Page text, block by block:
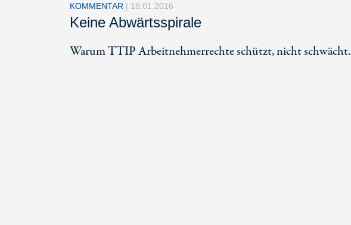
KOMMENTAR | 18.01.2016
Keine Abwärtsspirale
Warum TTIP Arbeitnehmerrechte schützt, nicht schwächt.